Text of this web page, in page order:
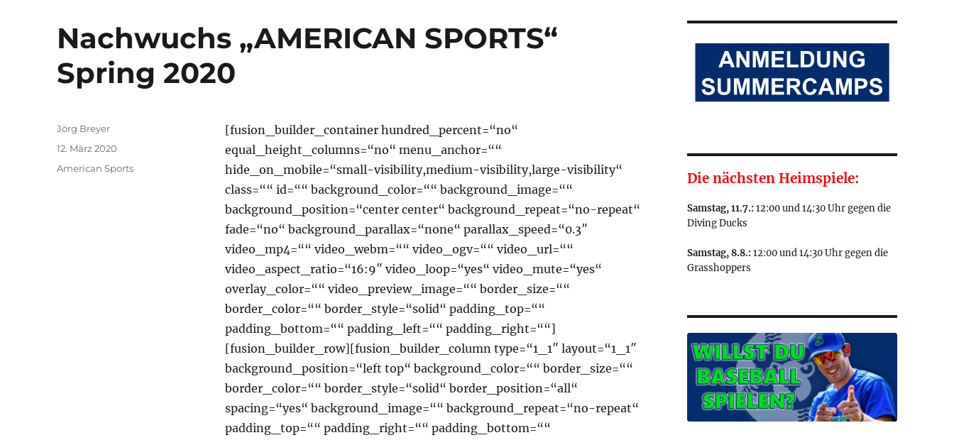
Nachwuchs „AMERICAN SPORTS“
Spring 2020
[fusion_builder_container hundred_percent=“no“
equal_height_columns=“no“ menu_anchor=““
hide_on_mobile=“small-visibility,medium-visibility,large-visibility“
class=““ id=““ background_color=““ background_image=““
background_position=“center center“ background_repeat=“no-repeat“
fade=“no“ background_parallax=“none“ parallax_speed=“0.3″
video_mp4=““ video_webm=““ video_ogv=““ video_url=““
video_aspect_ratio=“16:9″ video_loop=“yes“ video_mute=“yes“
overlay_color=““ video_preview_image=““ border_size=““
border_color=““ border_style=“solid“ padding_top=““
padding_bottom=““ padding_left=““ padding_right=““]
[fusion_builder_row][fusion_builder_column type=“1_1″ layout=“1_1″
background_position=“left top“ background_color=““ border_size=““
border_color=““ border_style=“solid“ border_position=“all“
spacing=“yes“ background_image=““ background_repeat=“no-repeat“
padding_top=““ padding_right=““ padding_bottom=““
Autor
Jörg Breyer
Veröffentlicht
12. März 2020
Kategorien
American Sports
Die nächsten Heimspiele:
Samstag, 11.7.:12:00 und 14:30 Uhr gegen die
Diving Ducks
Samstag, 8.8.:12:00 und 14:30 Uhr gegen die
Grasshoppers